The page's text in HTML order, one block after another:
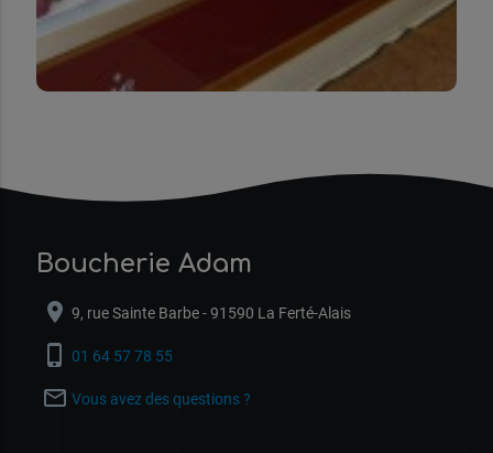
Boucherie Adam
location_on 9, rue Sainte Barbe - 91590 La Ferté-Alais
phone_iphone 01 64 57 78 55
mail_outline Vous avez des questions ?